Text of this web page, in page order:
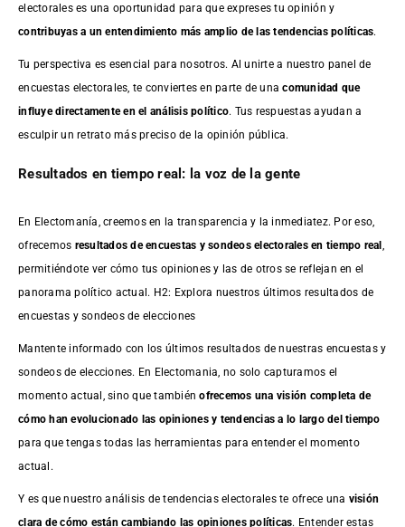
electorales es una oportunidad para que expreses tu opinión y
contribuyas a un entendimiento más amplio de las tendencias políticas.
Tu perspectiva es esencial para nosotros. Al unirte a nuestro panel de
encuestas electorales, te conviertes en parte de unacomunidad que
influye directamente en el análisis político. Tus respuestas ayudan a
esculpir un retrato más preciso de la opinión pública.
Resultados en tiempo real: la voz de la gente
En Electomanía, creemos en la transparencia y la inmediatez. Por eso,
ofrecemos resultados deencuestas y sondeos electorales en tiempo real
permitiéndote ver cómo tus opiniones y las de otros se reflejan en el
panorama político actual. H2: Explora nuestros últimos resultados de
encuestas y sondeos de elecciones
Mantente informado con los últimos resultados de nuestras encuestasy
sondeos de elecciones. En Electomania, no solo capturamos el
momento actual, sino que tambiénofrecemos una visión completa de
cómo han evolucionado las opiniones y tendencias a lo largo del tiempo
para que tengas todas las herramientas para entender el momento
actual.
Y es que nuestro análisis de tendencias electorales te ofrece una visión
clara de cómo están cambiando las opiniones políticas. Entender estas